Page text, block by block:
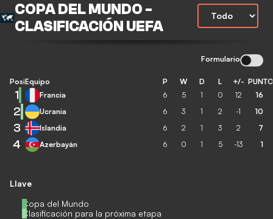
COPA DEL MUNDO -
CLASIFICACIÓN UEFA
Formulario
Llave
Copa del Mundo
Clasificación para la próxima etapa
Posición
Equipo P W D L +/-
1 Francia 6 5 1 0 12 16
2 Ucrania 6 3 1 2 -1 10
3 Islandia 6 2 1 3 2 7
4 Azerbayán 6 0 1 5 -13 1